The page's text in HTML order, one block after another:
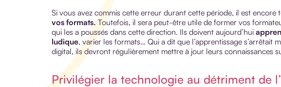
Si vous avez commis cette erreur durant cette période, il est encore
vos formats.Toutefois, il sera peut-être utile de former vos
qui les a poussés dans cette direction. Ils doivent aujourd’hui
ludique, varier les formats… Qui a dit que l’apprentissage s’arrêtait
digital, ils devront régulièrement mettre à jour leurs connaissances
Privilégier la technologie au détriment de